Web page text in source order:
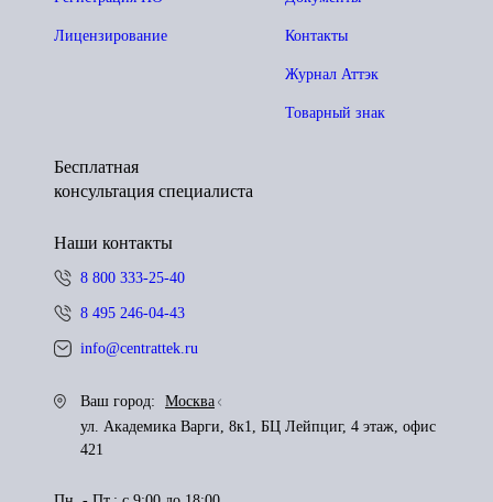
Контакты
Журнал Аттэк
Товарный знак
Лицензирование
Бесплатная
консультация специалиста
Наши контакты
8 800 333-25-40
8 495 246-04-43
info@centrattek.ru
Ваш город:
Москва
ул. Академика Варги, 8к1, БЦ Лейпциг, 4 этаж, офис
421